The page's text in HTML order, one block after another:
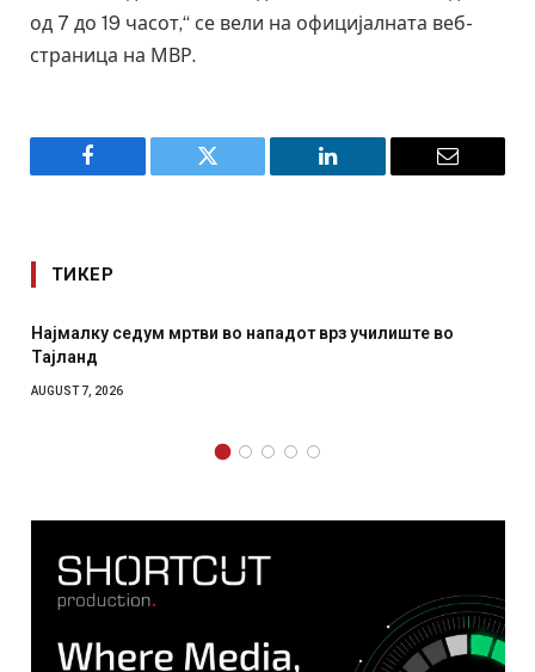
од 7 до 19 часот,“ се вели на официјалната веб-
страница на МВР.
Facebook Twitter LinkedIn Email
ТИКЕР
Најмалку седум мртви во нападот врз училиште во
Тајланд
AUGUST 7, 2026